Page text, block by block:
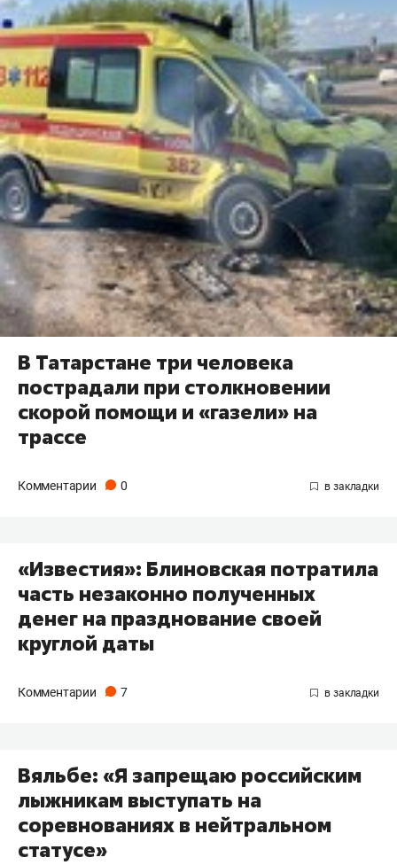
В Татарстане три человека
пострадали при столкновении
скорой помощи и «газели» на
трассе
Комментарии 0
«Известия»: Блиновская потратила
часть незаконно полученных
денег на празднование своей
круглой даты
Комментарии 7
Вяльбе: «Я запрещаю российским
лыжникам выступать на
соревнованиях в нейтральном
статусе»